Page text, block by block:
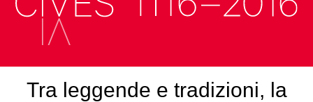
Tra leggende e tradizioni, la